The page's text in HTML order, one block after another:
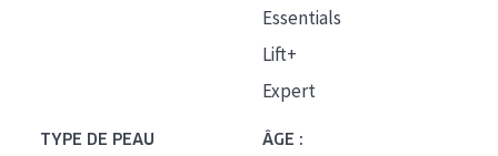
Essentials
Lift+
Expert
TYPE DE PEAU ÂGE :